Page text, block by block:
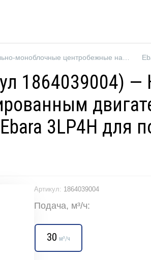
1864039004)
3LP4H для
Артикул: 1864039004
Подача, м³/ч:
30 м³/ч